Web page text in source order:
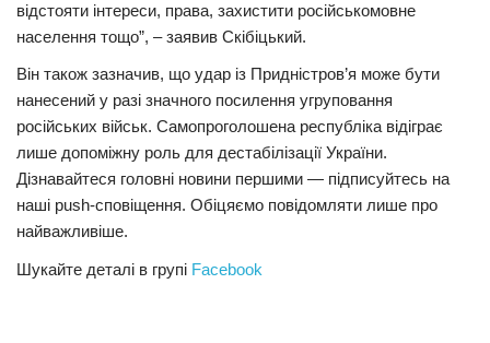
Суспільство
Культура
Шоу-біз
#Війна
відстояти інтереси, права, захистити російськомовне
населення тощо”, – заявив Скібіцький.
Він також зазначив, що удар із Придністров’я може бути
нанесений у разі значного посилення угруповання
російських військ. Самопроголошена республіка відіграє
лише допоміжну роль для дестабілізації України.
Дізнавайтеся головні новини першими — підписуйтесь на
наші push-сповіщення. Обіцяємо повідомляти лише про
найважливіше.
Шукайте деталі в групі Facebook